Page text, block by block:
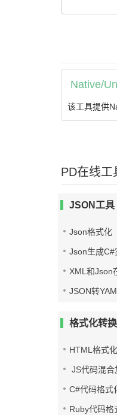
Native/
该工具提供
PD在线工
JSON工具
Json格式化
Json生成C#
XML和Json
JSON转
格式化转换
HTML格式
JS代码混合
C#代码格式
Ruby代码格